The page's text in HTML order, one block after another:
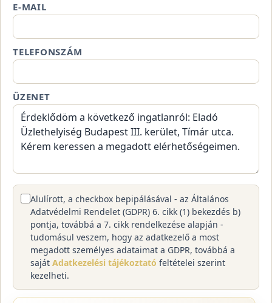
E-MAIL
TELEFONSZÁM
ÜZENET
Alulírott, a checkbox bepipálásával - az Általános
Adatvédelmi Rendelet (GDPR) 6. cikk (1) bekezdés b)
pontja, továbbá a 7. cikk rendelkezése alapján -
tudomásul veszem, hogy az adatkezelő a most
megadott személyes adataimat a GDPR, továbbá a
saját Adatkezelési tájékoztató feltételei szerint
kezelheti.